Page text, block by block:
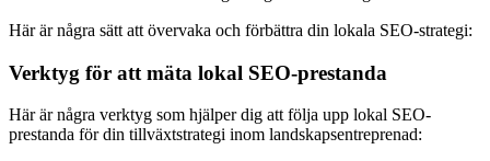
Här är några sätt att övervaka och förbättra din lokala SEO-strategi:
Verktyg för att mäta lokal SEO-prestanda
Här är några verktyg som hjälper dig att följa upp lokal SEO-
prestanda för din tillväxtstrategi inom landskapsentreprenad: